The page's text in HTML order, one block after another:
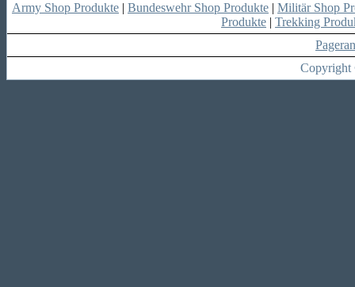
Army Shop Produkte | Bundeswehr Shop Produkte | Militär Shop
Produkte | Trekking